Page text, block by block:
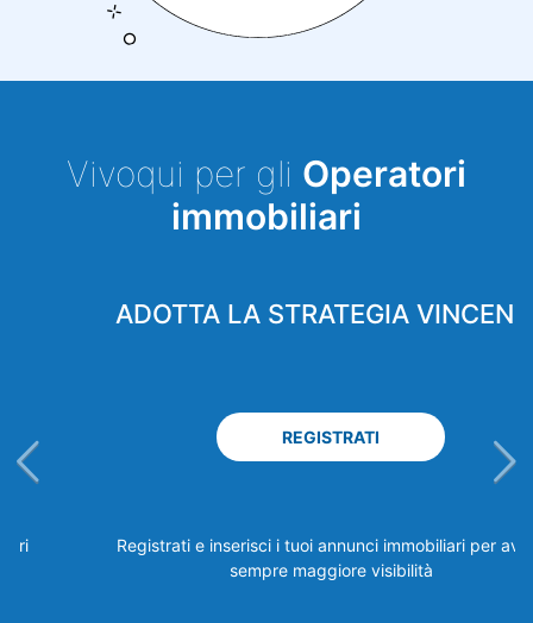
Vivoqui per gli Operatori
immobiliari
ADOTTA LA STRATEGIA VINCENTE
REGISTRATI
Registrati e inserisci i tuoi annunci immobiliari per avere
sempre maggiore visibilità